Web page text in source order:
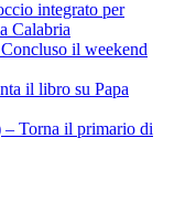
integrato per
Calabria
il weekend
il libro su Papa
Torna il primario di